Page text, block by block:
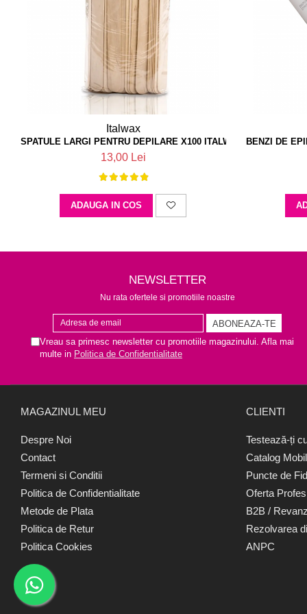
Italwax
SPATULE LARGI PENTRU DEPILARE X100 ITALWAX
13,00 Lei
ADAUGA IN COS
BENZI DE
NEWSLETTER
Nu rata ofertele si promotiile noastre
Vreau sa primesc newsletter cu promotiile magazinului. Afla mai
multe in Politica de Confidentialitate
MAGAZINUL MEU
Despre Noi
Contact
Termeni si Conditii
Politica de Confidentialitate
Metode de Plata
Politica de Retur
Politica Cookies
CLIENTI
Testează-ți
Catalog
Puncte de
Oferta
B2B /
Rezolvarea
ANPC